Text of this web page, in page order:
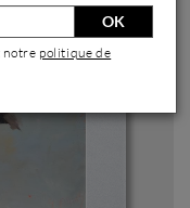
OK
notre politique de